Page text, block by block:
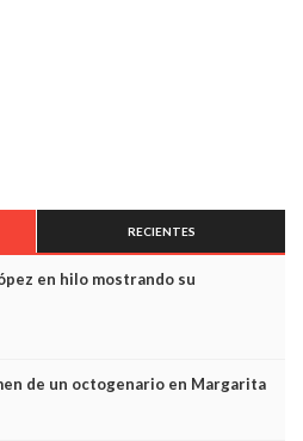
RECIENTES
en hilo mostrando su
de un octogenario en Margarita